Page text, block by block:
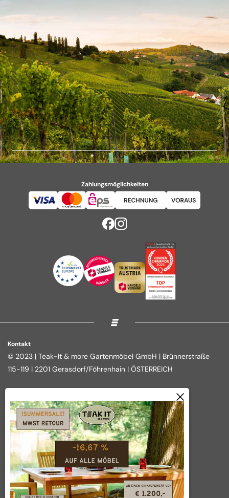
Zahlungsmöglichkeiten
Kontakt
© 2023 | Teak-It & more Gartenmöbel GmbH | Brünnerstraße
115-119 | 2201 Gerasdorf/Föhrenhain | ÖSTERREICH
Impressum
Datenschutz
AGB
Widerrufsbelehrung
Vertrag widerrufen
Loungegruppen
Essgruppen
Outdoor Kitchen
Tische
Über das Unternehmen